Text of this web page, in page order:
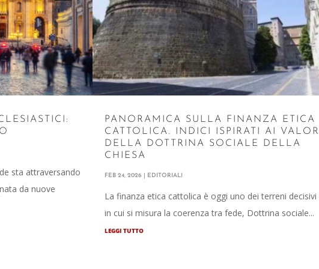
sta attraversando
da nuove
PANORAMICA SULLA FINANZA ETICA
CATTOLICA. INDICI ISPIRATI AI VALORI
DELLA DOTTRINA SOCIALE DELLA
CHIESA
FEB 24, 2026 EDITORIALI
La finanza etica cattolica è oggi uno dei terreni decisivi
in cui si misura la coerenza tra fede, Dottrina sociale...
LEGGI TUTTO